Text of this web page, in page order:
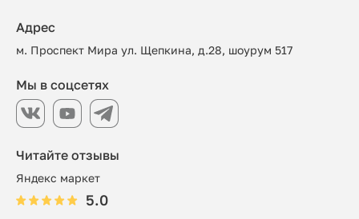
Читайте отзывы
Яндекс маркет
5.0
Адрес
м. Проспект Мира ул. Щепкина, д.28, шоурум 517
Мы в соцсетях